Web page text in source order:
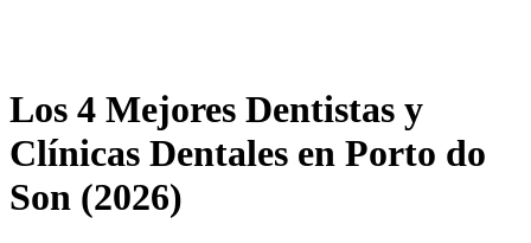
Los 4 Mejores Dentistas y
Clínicas Dentales en Porto do
Son (2026)